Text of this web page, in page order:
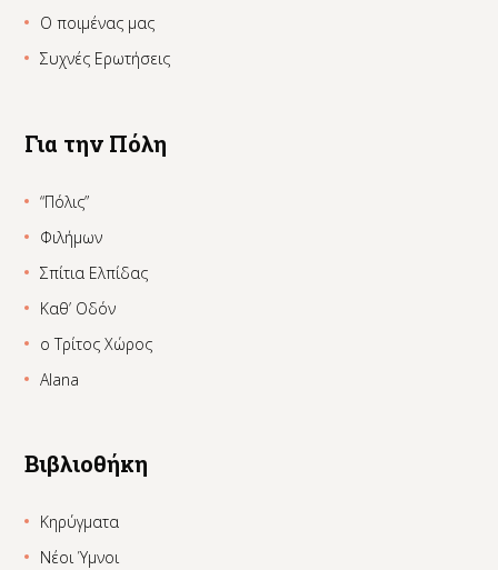
Ο ποιμένας μας
Συχνές Ερωτήσεις
Για την Πόλη
“Πόλις”
Φιλήμων
Σπίτια Ελπίδας
Καθ’ Οδόν
ο Τρίτος Χώρος
Alana
Βιβλιοθήκη
Κηρύγματα
Νέοι Ύμνοι